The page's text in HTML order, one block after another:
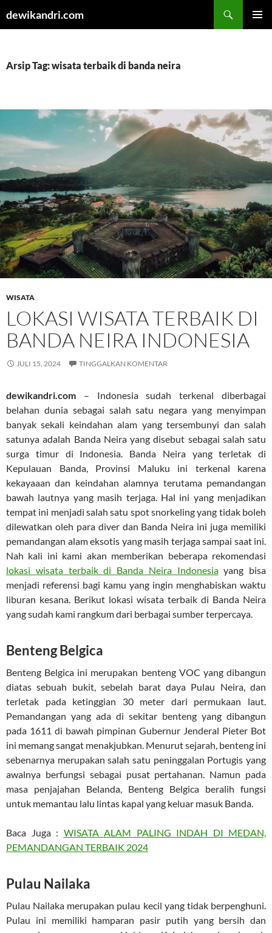
dewikandri.com
Arsip Tag: wisata terbaik di banda neira
WISATA
LOKASI WISATA TERBAIK DI
BANDA NEIRA INDONESIA
JULI 15, 2024 TINGGALKAN KOMENTAR
dewikandri.com – Indonesia sudah terkenal diberbagai
belahan dunia sebagai salah satu negara yang menyimpan
banyak sekali keindahan alam yang tersembunyi dan salah
satunya adalah Banda Neira yang disebut sebagai salah satu
surga timur di Indonesia. Banda Neira yang terletak di
Kepulauan Banda, Provinsi Maluku ini terkenal karena
kekayaaan dan keindahan alamnya terutama pemandangan
bawah lautnya yang masih terjaga. Hal ini yang menjadikan
tempat ini menjadi salah satu spot snorkeling yang tidak boleh
dilewatkan oleh para diver dan Banda Neira ini juga memiliki
pemandangan alam eksotis yang masih terjaga sampai saat ini.
Nah kali ini kami akan memberikan beberapa rekomendasi
lokasi wisata terbaik di Banda Neira Indonesiayang bisa
menjadi referensi bagi kamu yang ingin menghabiskan waktu
liburan kesana. Berikut lokasi wisata terbaik di Banda Neira
yang sudah kami rangkum dari berbagai sumber terpercaya.
Benteng Belgica
Benteng Belgica ini merupakan benteng VOC yang dibangun
diatas sebuah bukit, sebelah barat daya Pulau Neira, dan
terletak pada ketinggian 30 meter dari permukaan laut.
Pemandangan yang ada di sekitar benteng yang dibangun
pada 1611 di bawah pimpinan Gubernur Jenderal Pieter Bot
ini memang sangat menakjubkan. Menurut sejarah, benteng ini
sebenarnya merupakan salah satu peninggalan Portugis yang
awalnya berfungsi sebagai pusat pertahanan. Namun pada
masa penjajahan Belanda, Benteng Belgica beralih fungsi
untuk memantau lalu lintas kapal yang keluar masuk Banda.
Baca Juga : WISATA ALAM PALING INDAH DI MEDAN,
PEMANDANGAN TERBAIK 2024
Pulau Nailaka
Pulau Nailaka merupakan pulau kecil yang tidak berpenghuni.
Pulau ini memiliki hamparan pasir putih yang bersih dan